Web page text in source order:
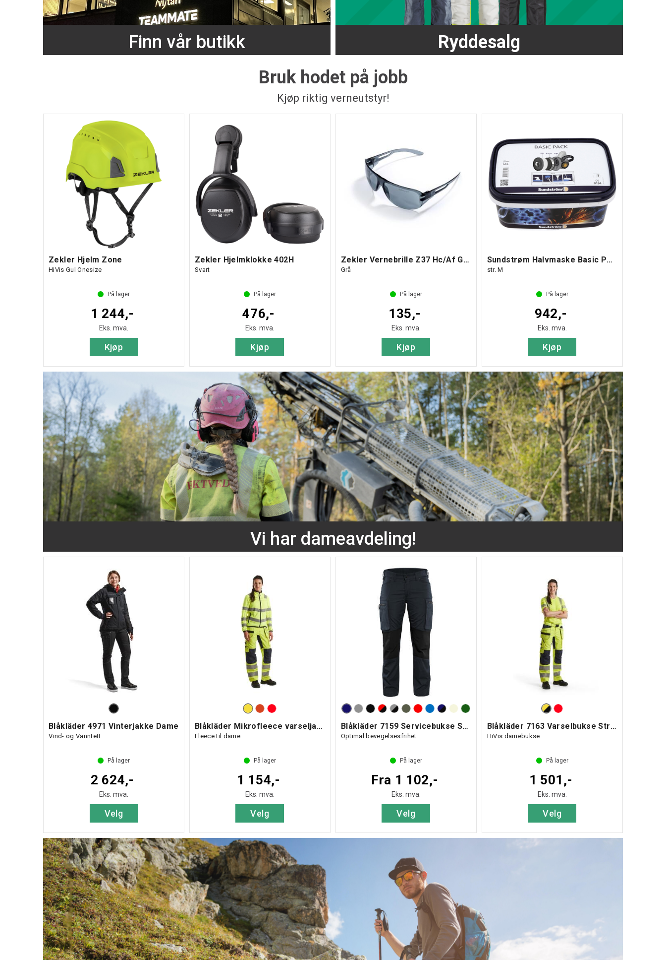
Finn vår butikk Ryddesalg
- merkevareprodukter til ekstra gode priser.
Bruk hodet på jobb
Kjøp riktig verneutstyr!
Zekler Hjelm Zone
HiVis Gul Onesize
På lager
1 244,-
Eks. mva.
Kjøp
Zekler Hjelmklokke 402H
Svart
På lager
476,-
Eks. mva.
Kjøp
Zekler Vernebrille Z37 Hc/Af Grå
Grå
På lager
135,-
Eks. mva.
Kjøp
Sundstrøm Halvmaske Basic Pack
str. M
På lager
942,-
Eks. mva.
Kjøp
Vi har dameavdeling!
Blåkläder 4971 Vinterjakke Dame
Vind- og Vanntett
På lager
2 624,-
Eks. mva.
Velg
Blåkläder Mikrofleece varseljakke dame
Fleece til dame
På lager
1 154,-
Eks. mva.
Velg
Blåkläder 7159 Servicebukse Stretch Dame
Optimal bevegelsesfrihet
På lager
Fra 1 102,-
Eks. mva.
Velg
Blåkläder 7163 Varselbukse Stretch Dame
HiVis damebukse
På lager
1 501,-
Eks. mva.
Velg